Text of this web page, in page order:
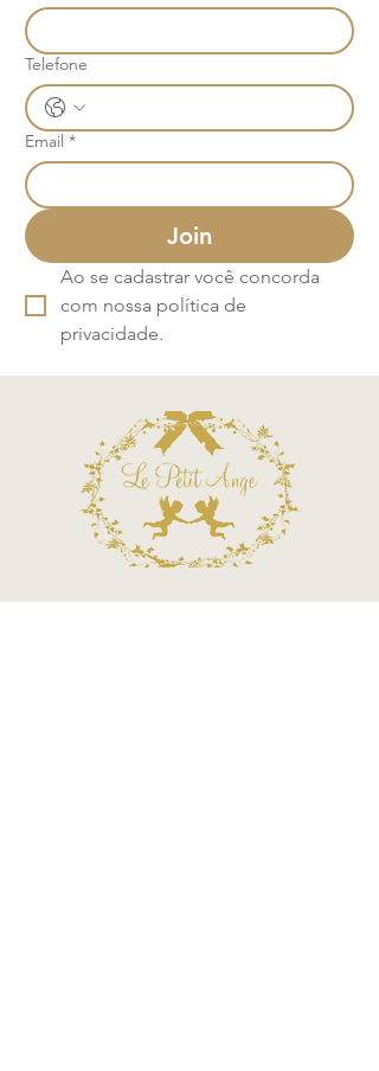
Telefone
Email *
Join
Ao se cadastrar você concorda
com nossa política de
privacidade.